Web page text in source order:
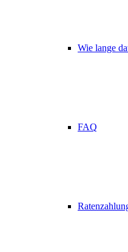
Wie lange
FAQ